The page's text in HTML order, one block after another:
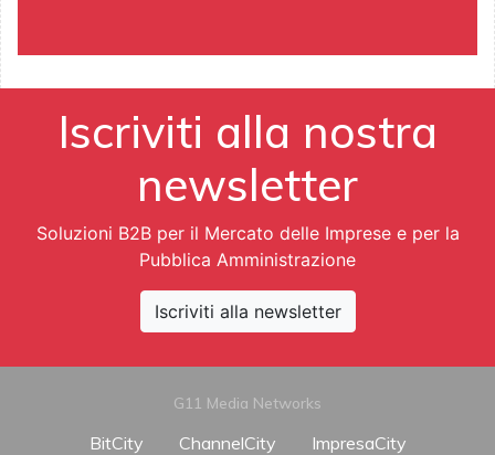
Iscriviti alla nostra
newsletter
Soluzioni B2B per il Mercato delle Imprese e per la
Pubblica Amministrazione
Iscriviti alla newsletter
G11 Media Networks
BitCity ChannelCity
ImpresaCity